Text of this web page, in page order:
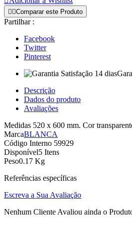
 Comparar este Produto
Partilhar :
Facebook
Twitter
Pinterest
Descrição
Dados do produto
Avaliações
Medidas 520 x 600 mm. Cor
MarcaBLANCA
Código Interno 59929
Disponível5 Itens
Peso0.17 Kg
Referências específicas
Escreva a Sua Avaliação
Nenhum Cliente Avaliou ainda o